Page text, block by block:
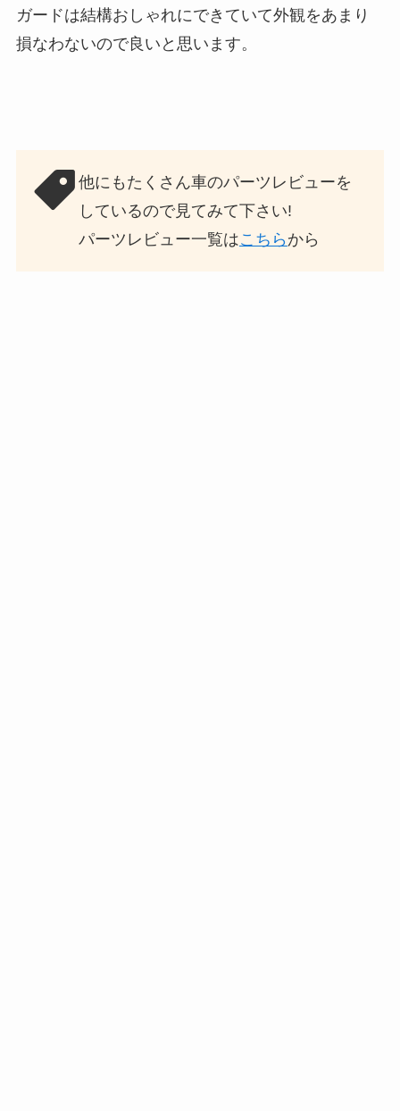
ガードは結構おしゃれにできていて外観をあまり
損なわないので良いと思います。
他にもたくさん車のパーツレビューを
しているので見てみて下さい!
パーツレビュー一覧はこちら から